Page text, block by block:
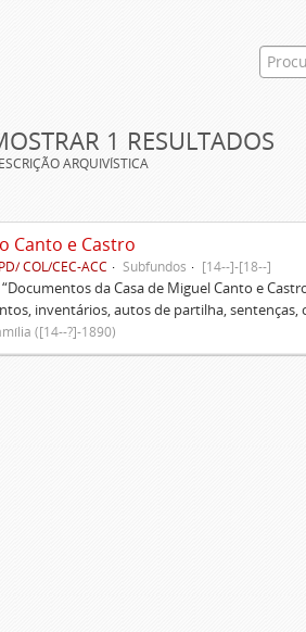
1 RESULTADOS
ARQUIVÍSTICA
Canto e Castro
COL/CEC-ACC Subfundos [14--]-[18--]
da Casa de Miguel Canto e
inventários, autos de partilha, sentenças,
([14--?]-1890)